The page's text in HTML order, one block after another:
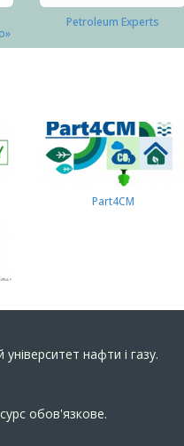
Petroleum Experts
Part4СМ
нафти і газу.
обов'язкове.